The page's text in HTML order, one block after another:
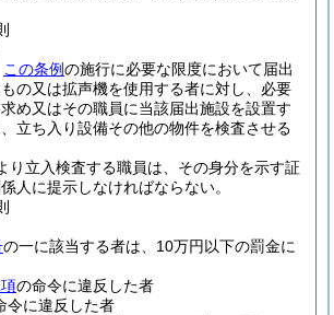
この条例の施行に必要な限度において届出
の又は拡声機を使用する者に対し、必要
め又はその職員に当該届出施設を設置す
立ち入り設備その他の物件を検査させる
り立入検査する職員は、その身分を示す証
人に提示しなければならない。
の一に該当する者は、10万円以下の罰金に
の命令に違反した者
令に違反した者